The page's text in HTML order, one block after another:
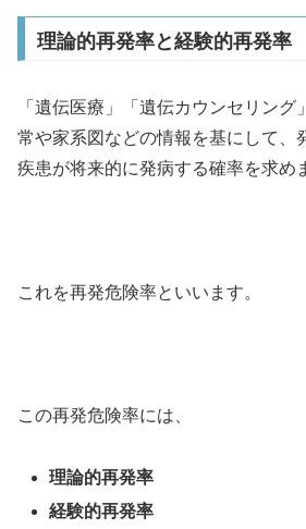
理論的再発率と経験的再発率
「遺伝医療」「遺伝カウンセリン
常や家系図などの情報を基にして、
疾患が将来的に発病する確率を求め
これを再発危険率といいます。
この再発危険率には、
理論的再発率
経験的再発率